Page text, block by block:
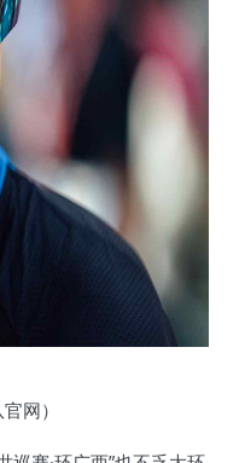
网）